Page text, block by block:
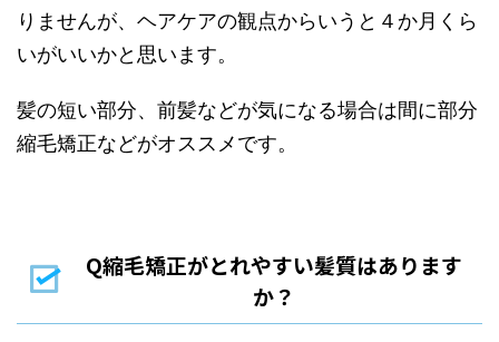
りませんが、ヘアケアの観点からいうと４か月くら
いがいいかと思います。
髪の短い部分、前髪などが気になる場合は間に部分
縮毛矯正などがオススメです。
Q縮毛矯正がとれやすい髪質はあります
か？